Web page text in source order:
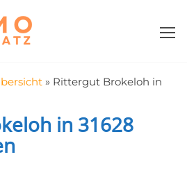
in der Nähe
» Rittergut Brokeloh in
in 31628